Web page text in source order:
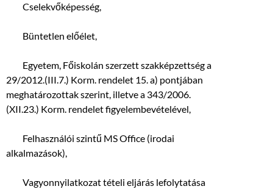
 Cselekvőképesség,
 Büntetlen előélet,
 Egyetem, Főiskolán szerzett szakképzettség a
29/2012.(III.7.) Korm. rendelet 15. a) pontjában
meghatározottak szerint, illetve a 343/2006.
(XII.23.) Korm. rendelet figyelembevételével,
 Felhasználói szintű MS Office (irodai
alkalmazások),
 Vagyonnyilatkozat tételi eljárás lefolytatása